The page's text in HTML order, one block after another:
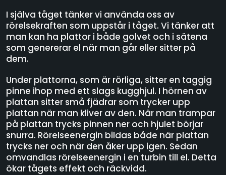
I själva tåget tänker vi använda oss av
rörelsekraften som uppstår i tåget. Vi tänker att
man kan ha plattor i både golvet och i sätena
som genererar el när man går eller sitter på
dem.
Under plattorna, som är rörliga, sitter en taggig
pinne ihop med ett slags kugghjul. I hörnen av
plattan sitter små fjädrar som trycker upp
plattan när man kliver av den. När man trampar
på plattan trycks pinnen ner och hjulet börjar
snurra. Rörelseenergin bildas både när plattan
trycks ner och när den åker upp igen. Sedan
omvandlas rörelseenergin i en turbin till el. Detta
ökar tågets effekt och räckvidd.